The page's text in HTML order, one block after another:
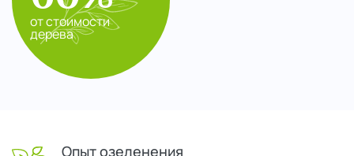
от стоимости
дерева
Опыт озеленения